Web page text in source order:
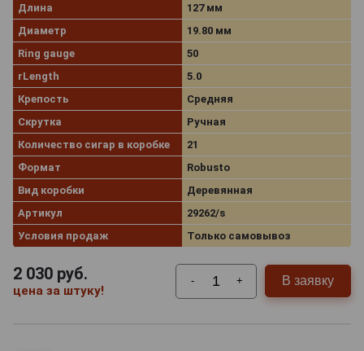
Длина
127 мм
Диаметр
19.80 мм
Ring gauge
50
rLength
5.0
Крепость
Средняя
Скрутка
Ручная
Количество сигар в коробке
21
Формат
Robusto
Вид коробки
Деревянная
Артикул
29262/s
Условия продаж
Только самовывоз
2 030 руб.
цена за штуку!
- + В заявку